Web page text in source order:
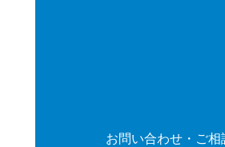
お問い合わせ・ご相